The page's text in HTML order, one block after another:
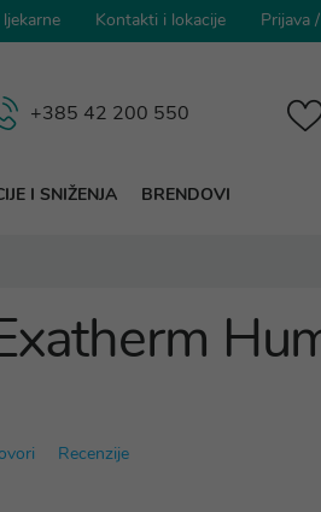
Kontakti i lokacije Prijava /
+385 42 200 550
I SNIŽENJA BRENDOVI
Recenzije